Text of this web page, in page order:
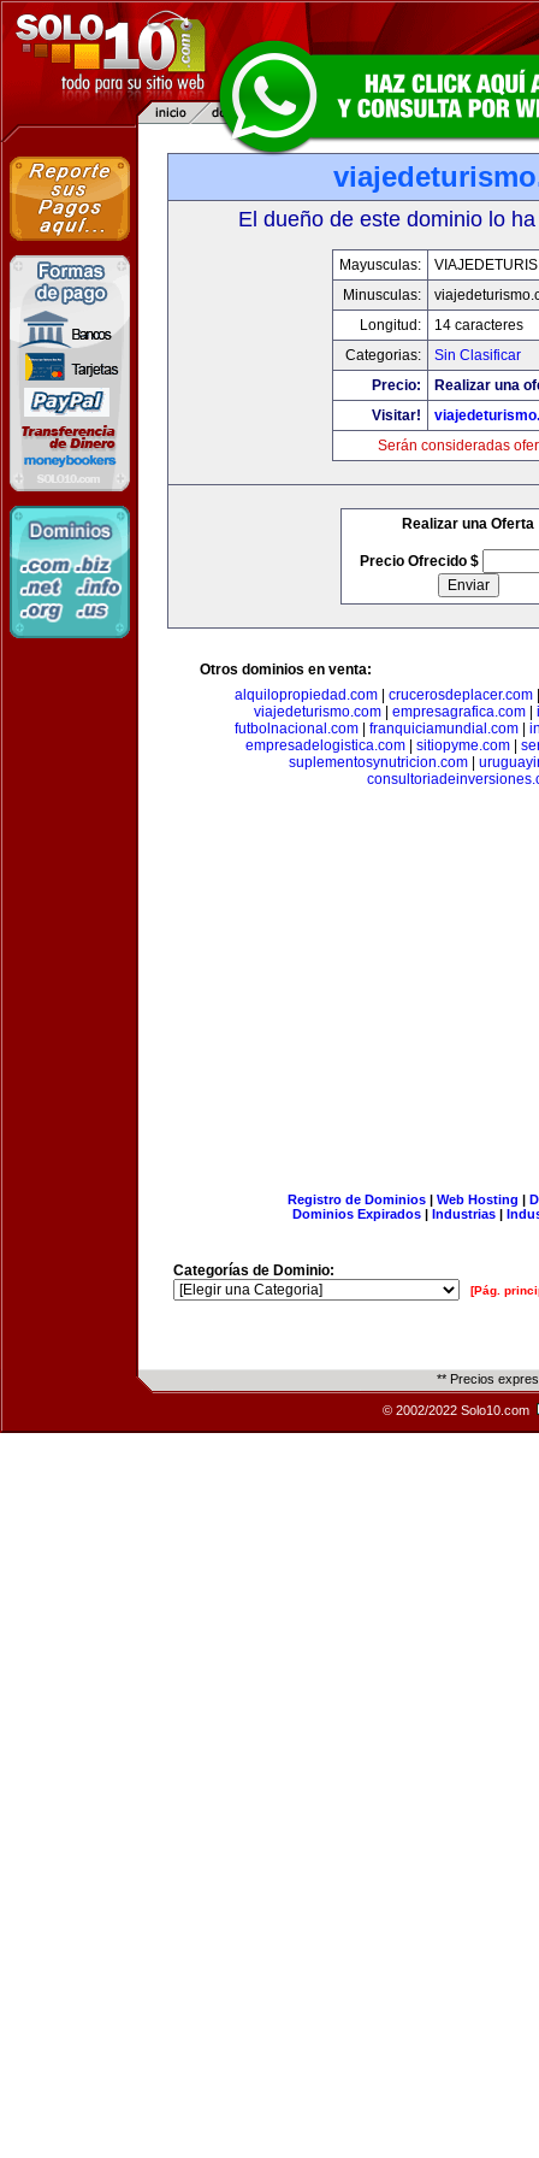
El dueño de este dominio lo
Mayusculas:
Minusculas:
Longitud:
14 caracteres
Categorias:
Sin Clasificar
Precio:
Realizar una
Visitar!
Serán consideradas
Realizar una Oferta
Precio Ofrecido $
Otros dominios en venta:
alquilopropiedad.com| crucerosdeplacer.com
viajedeturismo.com| empresagrafica.com|
futbolnacional.com
franquiciamundial.com
empresadelogistica.com
sitiopyme.com
suplementosynutricion.com
Registro de Dominios| Web Hosting |
Dominios Expirados | Industrias |
Categorías de Dominio:
[Pág.
** Precios
© 2002/2022 Solo10.com